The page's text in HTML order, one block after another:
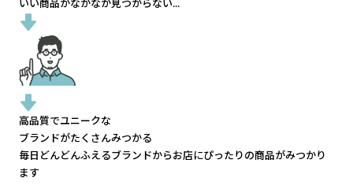
いい商品がなかなか見つからない...
高品質でユニークな
ブランドがたくさんみつかる
毎日どんどんふえるブランドからお店にぴったりの商品がみつかり
ます